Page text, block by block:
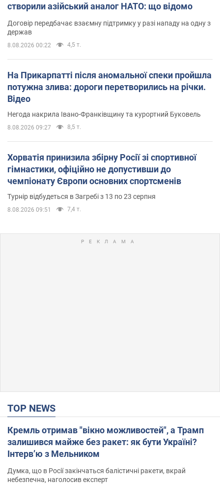
створили азійський аналог НАТО: що відомо
Договір передбачає взаємну підтримку у разі нападу на одну з
держав
8.08.2026 00:22 4,5 т.
На Прикарпатті після аномальної спеки пройшла
потужна злива: дороги перетворились на річки.
Відео
Негода накрила Івано-Франківщину та курортний Буковель
8.08.2026 09:27 8,5 т.
Хорватія принизила збірну Росії зі спортивної
гімнастики, офіційно не допустивши до
чемпіонату Європи основних спортсменів
Турнір відбудеться в Загребі з 13 по 23 серпня
8.08.2026 09:51 7,4 т.
TOP NEWS
Кремль отримав "вікно можливостей", а Трамп
залишився майже без ракет: як бути Україні?
Інтерв’ю з Мельником
Думка, що в Росії закінчаться балістичні ракети, вкрай
небезпечна, наголосив експерт